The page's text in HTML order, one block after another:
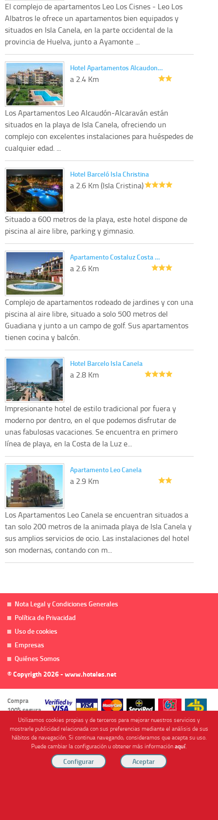
El complejo de apartamentos Leo Los Cisnes - Leo Los
Albatros le ofrece un apartamentos bien equipados y
situados en Isla Canela, en la parte occidental de la
provincia de Huelva, junto a Ayamonte ...
Hotel Apartamentos Alcaudon…
a 2.4 Km
Los Apartamentos Leo Alcaudón-Alcaraván están
situados en la playa de Isla Canela, ofreciendo un
complejo con excelentes instalaciones para huéspedes de
cualquier edad. ...
Hotel Barceló Isla Christina
a 2.6 Km (Isla Cristina)
Situado a 600 metros de la playa, este hotel dispone de
piscina al aire libre, parking y gimnasio.
Apartamento Costaluz Costa …
a 2.6 Km
Complejo de apartamentos rodeado de jardines y con una
piscina al aire libre, situado a solo 500 metros del
Guadiana y junto a un campo de golf. Sus apartamentos
tienen cocina y balcón.
Hotel Barcelo Isla Canela
a 2.8 Km
Impresionante hotel de estilo tradicional por fuera y
moderno por dentro, en el que podemos disfrutar de
unas fabulosas vacaciones. Se encuentra en primero
línea de playa, en la Costa de la Luz e...
Apartamento Leo Canela
a 2.9 Km
Los Apartamentos Leo Canela se encuentran situados a
tan solo 200 metros de la animada playa de Isla Canela y
sus amplios servicios de ocio. Las instalaciones del hotel
son modernas, contando con m...
Nota Legal y Condiciones Generales
Política de Privacidad
Uso de cookies
Empresas
Quiénes Somos
© Copyrigth 2026 - www.hoteles.net
Compra
100% segura
Cofinanciado por
Utilizamos cookies propias y de terceros para mejorar nuestros servicios y
mostrarle publicidad relacionada con sus preferencias mediante el análisis de sus
hábitos de navegación. Si continua navegando, consideramos que acepta su uso.
Puede cambiar la configuración u obtener más informaciónaquí.